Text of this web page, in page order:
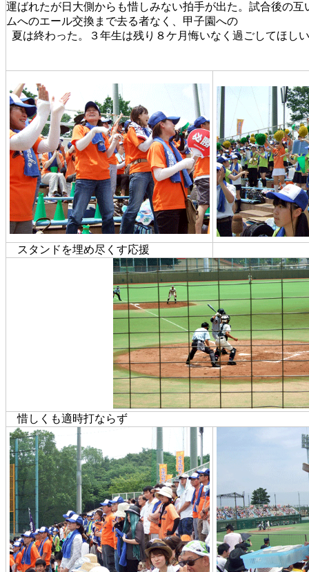
運ばれたが日大側からも惜しみない拍手が出た。試合後の互
ムへのエール交換まで去る者なく、甲子園への
夏は終わった。３年生は残り８ケ月悔いなく過ごしてほ
スタンドを埋め尽くす応援
惜しくも適時打ならず